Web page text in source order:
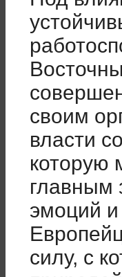
своим
власти
которую
главным
эмоций
силу, с